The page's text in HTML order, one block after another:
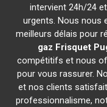
intervient 24h/24
urgents. Nous nous
meilleurs délais pour
gaz Frisquet
compétitifs et nous
pour vous rassurer.
et nos clients
professionnalisme,